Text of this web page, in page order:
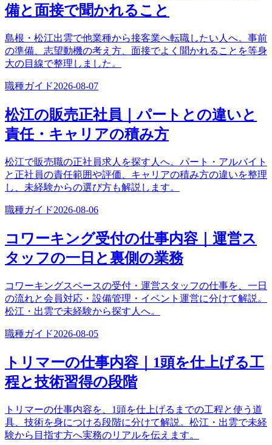
備と面接で聞かれること
島根・松江出雲で他業種から接客業へ転職したい人へ。事前
の準備、志望動機の考え方、面接でよく聞かれることを等身
大の目線で整理しました。
職種ガイド2026-08-07
松江の販売正社員｜パートとの違いと
責任・キャリアの積み方
松江で販売職の正社員求人を探す人へ。パート・アルバイト
と正社員の責任範囲や評価、キャリアの積み方の違いを整理
し、未経験からの選び方も解説します。
職種ガイド2026-08-06
コワーキング受付の仕事内容｜運営ス
タッフの一日と裏側の業務
コワーキングスペースの受付・運営スタッフの仕事を、一日
の流れと会員対応・設備管理・イベント運営に分けて解説。
松江・出雲で未経験から探す人へ。
職種ガイド2026-08-05
トリマーの仕事内容｜1頭を仕上げる工
程と技術習得の段階
トリマーの仕事内容を、1頭を仕上げるまでの工程と使う道
具、技術を身につける段階に分けて解説。松江・出雲で未経
験から目指す方へ実務のリアルを伝えます。